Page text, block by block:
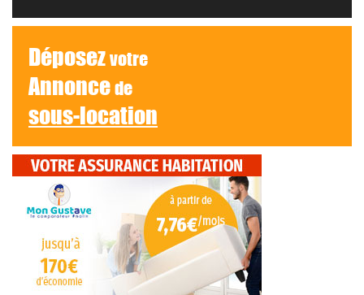
Déposezvotre
Annoncede
sous-location